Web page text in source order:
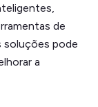
de
soluções pode
a